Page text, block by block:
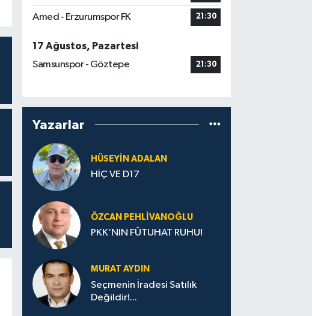
Amed - Erzurumspor FK 21:30
17 Ağustos, Pazartesi
Samsunspor - Göztepe
21:30
Yazarlar
HÜSEYIN ADALAN
HİÇ VE D17
ÖZCAN PEHLIVANOĞLU
PKK’NIN FÜTUHAT RUHU!
MURAT AYDIN
Seçmenin İradesi Satılık
Değildir!...